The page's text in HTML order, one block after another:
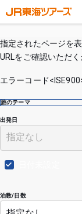
指定されたページを
URLをご確認いただ
エラーコード
出発日
泊数/日数
旅のテーマ